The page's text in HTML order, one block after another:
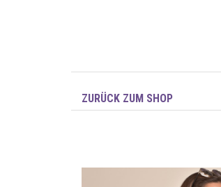
ZURÜCK ZUM SHOP